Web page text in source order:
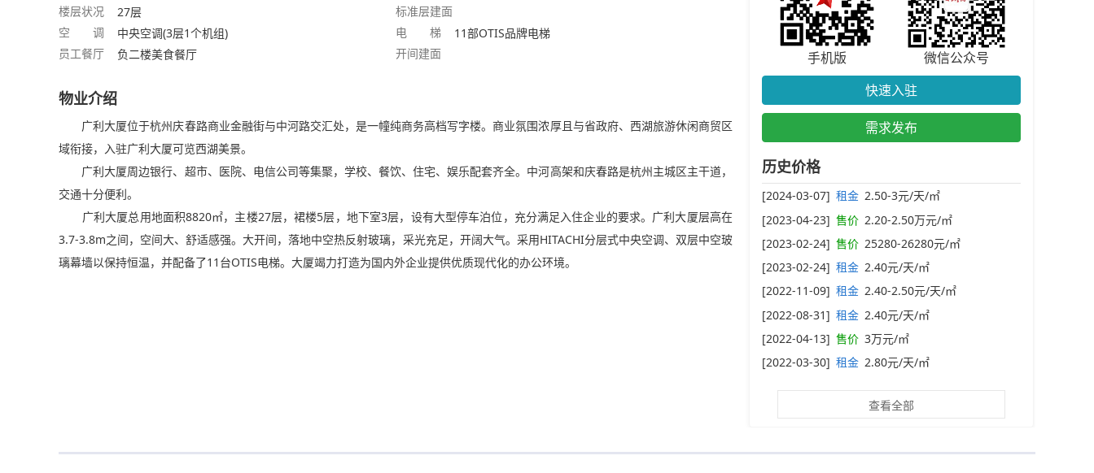
楼层状况
27层
标准层建面
空 调
中央空调(3层1个机组) 电 梯
11部OTIS品牌电梯
员工餐厅
负二楼美食餐厅 开间建面
物业介绍
广利大厦位于杭州庆春路商业金融街与中河路交汇处，是一幢纯商务高档写字楼。商业氛围浓厚且与省政府、西湖旅游休闲商贸区
域衔接，入驻广利大厦可览西湖美景。
广利大厦周边银行、超市、医院、电信公司等集聚，学校、餐饮、住宅、娱乐配套齐全。中河高架和庆春路是杭州主城区主干道，
交通十分便利。
广利大厦总用地面积8820㎡，主楼27层，裙楼5层，地下室3层，设有大型停车泊位，充分满足入住企业的要求。广利大厦层高在
3.7-3.8m之间，空间大、舒适感强。大开间，落地中空热反射玻璃，采光充足，开阔大气。采用HITACHI分层式中央空调、双层中空玻
璃幕墙以保持恒温，并配备了11台OTIS电梯。大厦竭力打造为国内外企业提供优质现代化的办公环境。
手机版
微信公众号
快速入驻
需求发布
历史价格
[2024-03-07] 租金 2.50-3元/天/㎡
[2023-04-23] 售价 2.20-2.50万元/㎡
[2023-02-24] 售价 25280-26280元/㎡
[2023-02-24] 租金 2.40元/天/㎡
[2022-11-09] 租金 2.40-2.50元/天/㎡
[2022-08-31] 租金 2.40元/天/㎡
[2022-04-13] 售价 3万元/㎡
[2022-03-30] 租金 2.80元/天/㎡
查看全部